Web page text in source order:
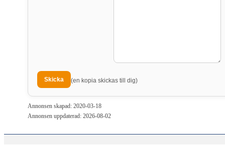
(en kopia skickas till dig)
Annonsen skapad: 2020-03-18
Annonsen uppdaterad: 2026-08-02